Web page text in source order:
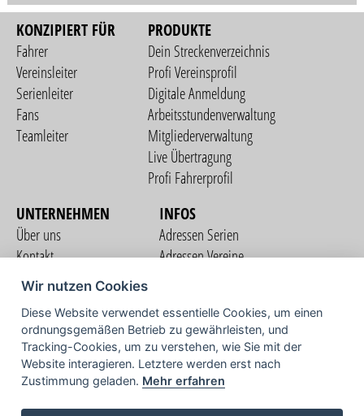
KONZIPIERT FÜR
Fahrer
Vereinsleiter
Serienleiter
Fans
Teamleiter
PRODUKTE
Dein Streckenverzeichnis
Profi Vereinsprofil
Digitale Anmeldung
Arbeitsstundenverwaltung
Mitgliederverwaltung
Live Übertragung
Profi Fahrerprofil
UNTERNEHMEN
Über uns
Kontakt
Nutzungsbedingungen
Datenschutzerklärung
Impressum
INFOS
Adressen Serien
Adressen Vereine
COMMUNITY
TV
Wir nutzen Cookies
Diese Website verwendet essentielle Cookies, um einen
ordnungsgemäßen Betrieb zu gewährleisten, und
Tracking-Cookies, um zu verstehen, wie Sie mit der
Website interagieren. Letztere werden erst nach
Zustimmung geladen. Mehr erfahren